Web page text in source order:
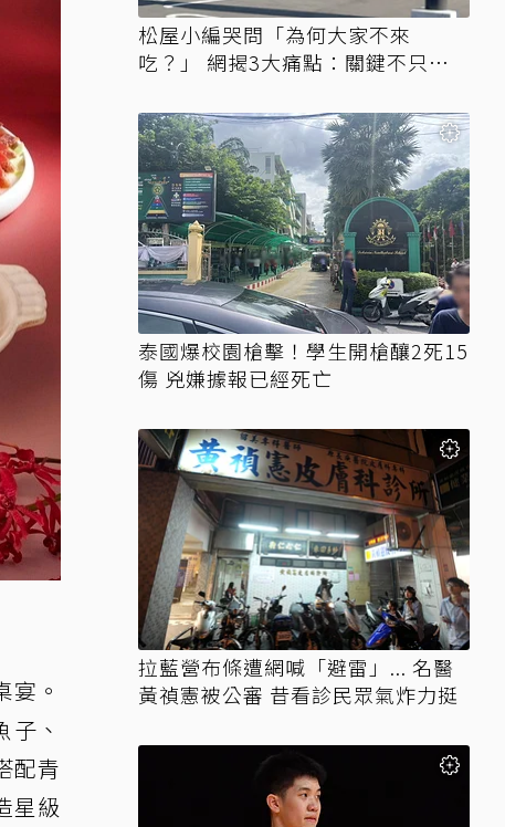
。
、
配青
星級
松屋小編哭問「為何大家不來
吃？」 網揭3大痛點：關鍵不只價
泰國爆校園槍擊！學生開槍釀2死15
傷 兇嫌據報已經死亡
拉藍營布條遭網喊「避雷」... 名醫
黃禎憲被公審 昔看診民眾氣炸力挺